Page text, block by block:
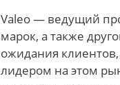
Valeo — ведущий
марок, а также
ожидания
лидером на этом